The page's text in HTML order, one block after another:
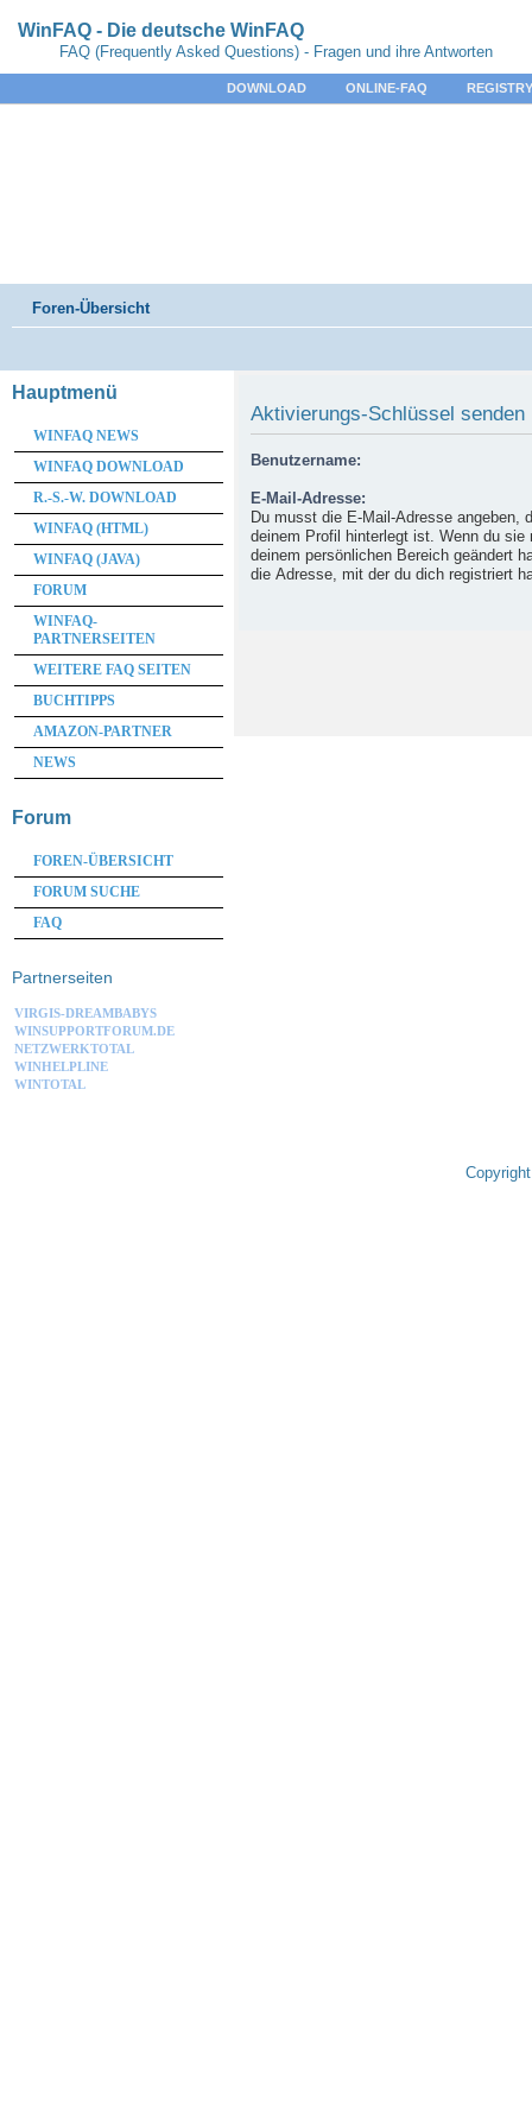
WinFAQ - Die deutsche WinFAQ
FAQ (Frequently Asked Questions) - Fragen und ihre Antworten
DOWNLOAD ONLINE-FAQ
Foren-Übersicht
Aktivierungs-Schlüssel senden
Benutzername:
E-Mail-Adresse:
Du musst die E-Mail-Adresse angeben,
deinem Profil hinterlegt ist. Wenn du sie
deinem persönlichen Bereich geändert
die Adresse, mit der du dich registriert
Hauptmenü
WINFAQ NEWS
WINFAQ DOWNLOAD
R.-S.-W. DOWNLOAD
WINFAQ (HTML)
WINFAQ (JAVA)
FORUM
WINFAQ-
PARTNERSEITEN
WEITERE FAQ SEITEN
BUCHTIPPS
AMAZON-PARTNER
NEWS
Forum
FOREN-ÜBERSICHT
FORUM SUCHE
FAQ
Partnerseiten
VIRGIS-DREAMBABYS
WINSUPPORTFORUM.DE
NETZWERKTOTAL
WINHELPLINE
WINTOTAL